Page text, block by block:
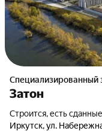
Затон
Строится, есть сданные
Иркутск, ул.